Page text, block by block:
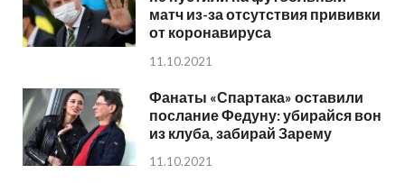
матч из-за отсутствия прививки
от коронавируса
11.10.2021
Фанаты «Спартака» оставили
послание Федуну: убирайся вон
из клуба, забирай Зарему
11.10.2021